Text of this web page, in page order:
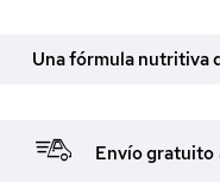
Una fórmula nutritiva
Envío gratuito